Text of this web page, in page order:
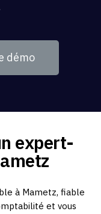
démo
expert-
à Mametz, fiable
et vous